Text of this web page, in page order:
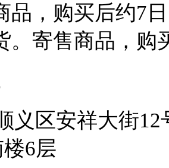
品，购买后约7
。寄售商品，购
义区安祥大街
6层